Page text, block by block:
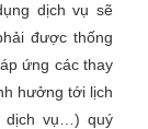
dịch vụ sẽ
được thống
ứng các thay
hưởng tới lịch
dịch vụ…) quý